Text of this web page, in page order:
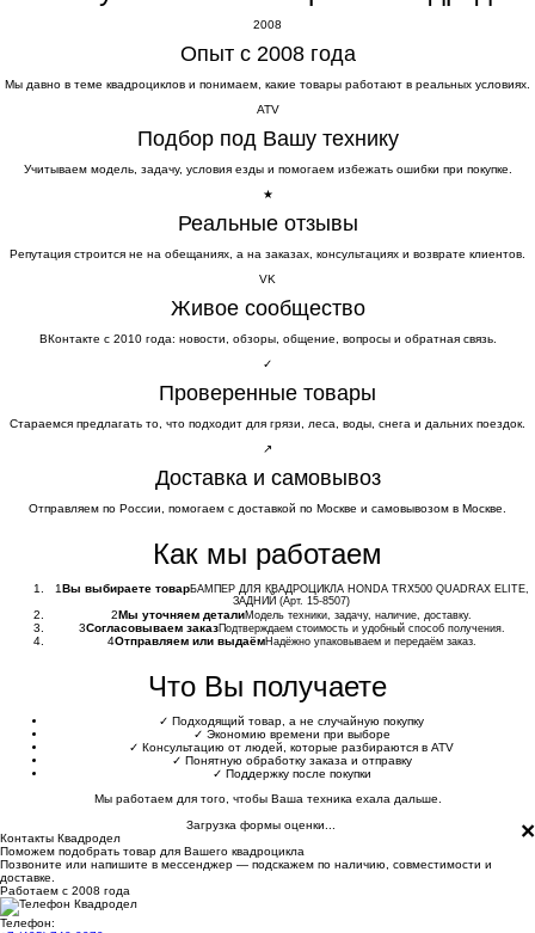
2008
Опыт с 2008 года
Мы давно в теме квадроциклов и понимаем, какие товары работают в реальных условиях.
ATV
Подбор под Вашу технику
Учитываем модель, задачу, условия езды и помогаем избежать ошибки при покупке.
★
Реальные отзывы
Репутация строится не на обещаниях, а на заказах, консультациях и возврате клиентов.
VK
Живое сообщество
ВКонтакте с 2010 года: новости, обзоры, общение, вопросы и обратная связь.
✓
Проверенные товары
Стараемся предлагать то, что подходит для грязи, леса, воды, снега и дальних поездок.
↗
Доставка и самовывоз
Отправляем по России, помогаем с доставкой по Москве и самовывозом в Москве.
Как мы работаем
1 Вы выбираете товарБАМПЕР ДЛЯ КВАДРОЦИКЛА HONDA TRX500 QUADRAX ELITE,
ЗАДНИЙ (Арт. 15-8507)
2 Мы уточняем деталиМодель техники, задачу, наличие, доставку.
3Согласовываем заказПодтверждаем стоимость и удобный способ получения.
4Отправляем или выдаёмНадёжно упаковываем и передаём заказ.
Что Вы получаете
✓ Подходящий товар, а не случайную покупку
✓ Экономию времени при выборе
✓ Консультацию от людей, которые разбираются в ATV
✓ Понятную обработку заказа и отправку
✓ Поддержку после покупки
Мы работаем для того, чтобы Ваша техника ехала дальше.
×
Загрузка формы оценки...
Контакты Квадродел
Поможем подобрать товар для Вашего квадроцикла
Позвоните или напишите в мессенджер — подскажем по наличию, совместимости и
доставке.
Работаем с 2008 года
Телефон: